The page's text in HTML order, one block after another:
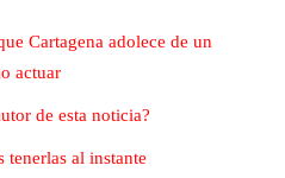
Cartagena adolece de un
actuar
de esta noticia?
tenerlas al instante